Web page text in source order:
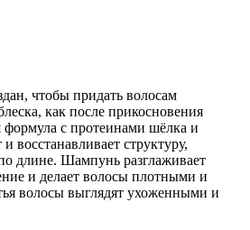
чтобы придать волосам
как после прикосновения
с протеинами шёлка и
восстанавливает структуру,
длине. Шампунь разглаживает
и делает волосы плотными и
волосы выглядят ухоженными и